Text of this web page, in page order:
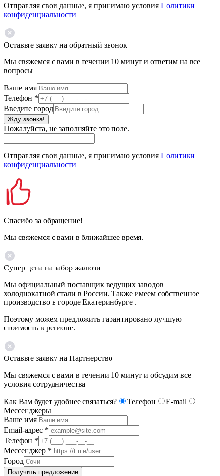
Отправляя свои данные, я принимаю условия Политики
конфиденциальности
Оставьте заявку на обратный звонок
Мы свяжемся с вами в течении 10 минут и ответим на все
вопросы
Ваше имя
Телефон *
Введите город
Жду звонка!
Пожалуйста, не заполняйте это поле.
Отправляя свои данные, я принимаю условия Политики
конфиденциальности
Спасибо за обращение!
Мы свяжемся с вами в ближайшее время.
Супер цена на забор жалюзи
Мы официальный поставщик ведущих заводов
холоднокатной стали в России. Также имеем собственное
производство в городе Екатеринбурге .
Поэтому можем предложить гарантировано лучшую
стоимость в регионе.
Оставьте заявку на Партнерство
Мы свяжемся с вами в течении 10 минут и обсудим все
условия сотрудничества
Как Вам будет удобнее связаться? Телефон
E-mail
Мессенджеры
Ваше имя
Email-адрес *
Телефон *
Мессенджер *
Город
Получить предложение